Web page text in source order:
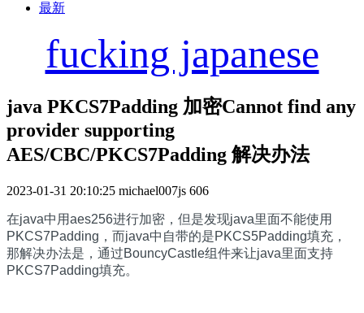
最新
fucking japanese
java PKCS7Padding 加密Cannot find any
provider supporting
AES/CBC/PKCS7Padding 解决办法
2023-01-31 20:10:25 michael007js 606
在java中用aes256进行加密，但是发现java里面不能使用
PKCS7Padding，而java中自带的是PKCS5Padding填充，
那解决办法是，通过BouncyCastle组件来让java里面支持
PKCS7Padding填充。